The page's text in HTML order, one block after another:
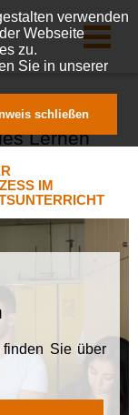
Lernen
IM
finden Sie über
verwenden
Webseite
zu.
Sie in unserer
schließen